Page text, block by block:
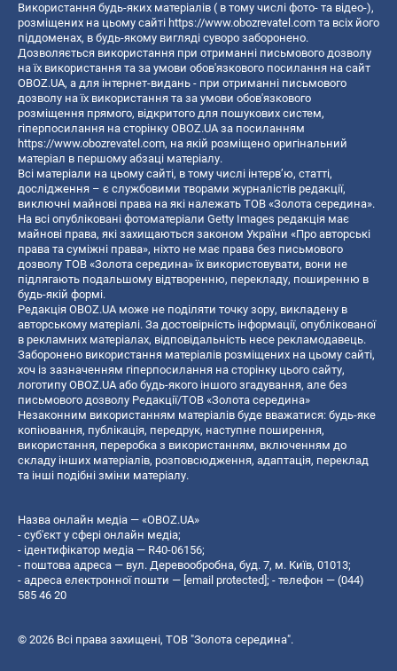
Використання будь-яких матеріалів ( в тому числі фото- та відео-),
розміщених на цьому сайті https://www.obozrevatel.com та всіх його
піддоменах, в будь-якому вигляді суворо заборонено.
Дозволяється використання при отриманні письмового дозволу
на їх використання та за умови обов'язкового посилання на сайт
OBOZ.UA, а для інтернет-видань - при отриманні письмового
дозволу на їх використання та за умови обов'язкового
розміщення прямого, відкритого для пошукових систем,
гіперпосилання на сторінку OBOZ.UA за посиланням
https://www.obozrevatel.com, на якій розміщено оригінальний
матеріал в першому абзаці матеріалу.
Всі матеріали на цьому сайті, в тому числі інтерв’ю, статті,
дослідження – є службовими творами журналістів редакції,
виключні майнові права на які належать ТОВ «Золота середина».
На всі опубліковані фотоматеріали Getty Images редакція має
майнові права, які захищаються законом України «Про авторські
права та суміжні права», ніхто не має права без письмового
дозволу ТОВ «Золота середина» їх використовувати, вони не
підлягають подальшому відтворенню, перекладу, поширенню в
будь-якій формі.
Редакція OBOZ.UA може не поділяти точку зору, викладену в
авторському матеріалі. За достовірність інформації, опублікованої
в рекламних матеріалах, відповідальність несе рекламодавець.
Заборонено використання матеріалів розміщених на цьому сайті,
хоч із зазначенням гіперпосилання на сторінку цього сайту,
логотипу OBOZ.UA або будь-якого іншого згадування, але без
письмового дозволу Редакції/ТОВ «Золота середина»
Незаконним використанням матеріалів буде вважатися: будь-яке
копiювання, публiкацiя, передрук, наступне поширення,
використання, переробка з використанням, включенням до
складу інших матеріалів, розповсюдження, адаптація, переклад
та інші подібні зміни матеріалу.
Назва онлайн медіа — «OBOZ.UA»
- суб'єкт у сфері онлайн медіа;
- ідентифікатор медіа — R40-06156;
- поштова адреса — вул. Деревообробна, буд. 7, м. Київ, 01013;
- адреса електронної пошти — [email protected] ; - телефон — (044)
585 46 20
© 2026 Всі права захищені, ТОВ "Золота середина".